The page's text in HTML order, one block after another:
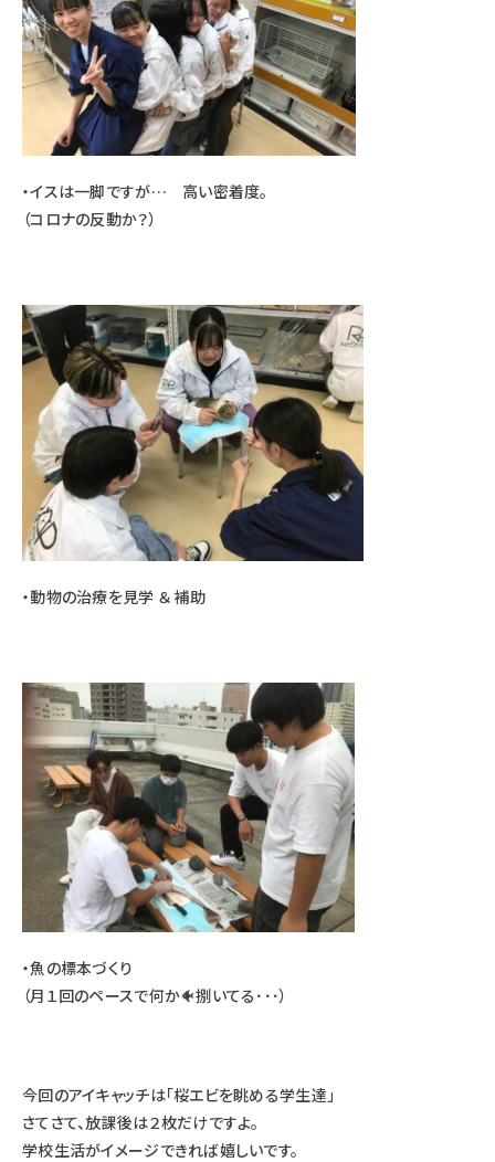
・イスは一脚ですが… 高い密着度。
（コロナの反動か？）
・動物の治療を見学 ＆ 補助
・魚の標本づくり
（月１回のペースで何か🐠捌いてる･･･）
今回のアイキャッチは「桜エビを眺める学生達」
さてさて、放課後は２枚だけですよ。
学校生活がイメージできれば嬉しいです。